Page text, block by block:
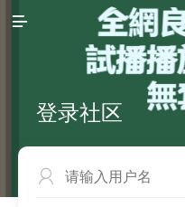

登录社区
